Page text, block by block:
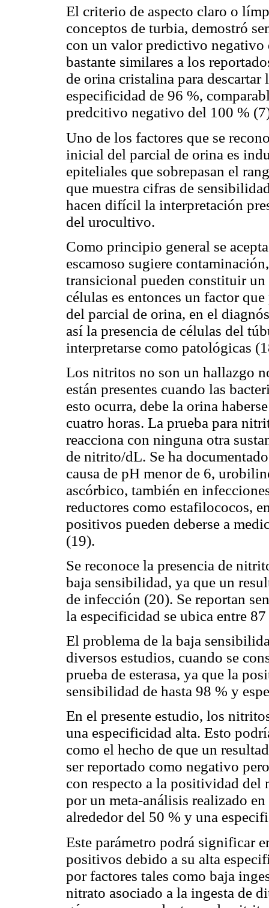
El criterio de aspecto claro o
conceptos de turbia, demostró
con un valor predictivo negativo
bastante similares a los
de orina cristalina para
especificidad de 96 %,
predcitivo negativo del 100 %
Uno de los factores que se
inicial del parcial de orina es
epiteliales que sobrepasan el
que muestra cifras de
hacen difícil la interpretación
del urocultivo.
Como principio general se
escamoso sugiere
transicional pueden constituir
células es entonces un factor
del parcial de orina, en el
así la presencia de células del
interpretarse como patológicas
Los nitritos no son un hallazgo
están presentes cuando las
esto ocurra, debe la orina
cuatro horas. La prueba para
reacciona con ninguna otra
de nitrito/dL. Se ha
causa de pH menor de 6,
ascórbico, también en
reductores como estafilococos,
positivos pueden deberse a
(19).
Se reconoce la presencia de
baja sensibilidad, ya que un
de infección (20). Se reportan
la especificidad se ubica entre
El problema de la baja
diversos estudios, cuando se
prueba de esterasa, ya que la
sensibilidad de hasta 98 % y
En el presente estudio, los
una especificidad alta. Esto
como el hecho de que un
ser reportado como negativo
con respecto a la positividad
por un meta-análisis realizado
alrededor del 50 % y una
Este parámetro podrá significar
positivos debido a su alta
por factores tales como baja
nitrato asociado a la ingesta de